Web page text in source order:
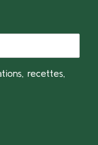
recettes,